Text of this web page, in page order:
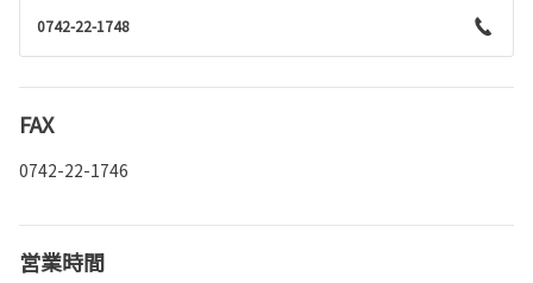
0742-22-1748
FAX
0742-22-1746
営業時間